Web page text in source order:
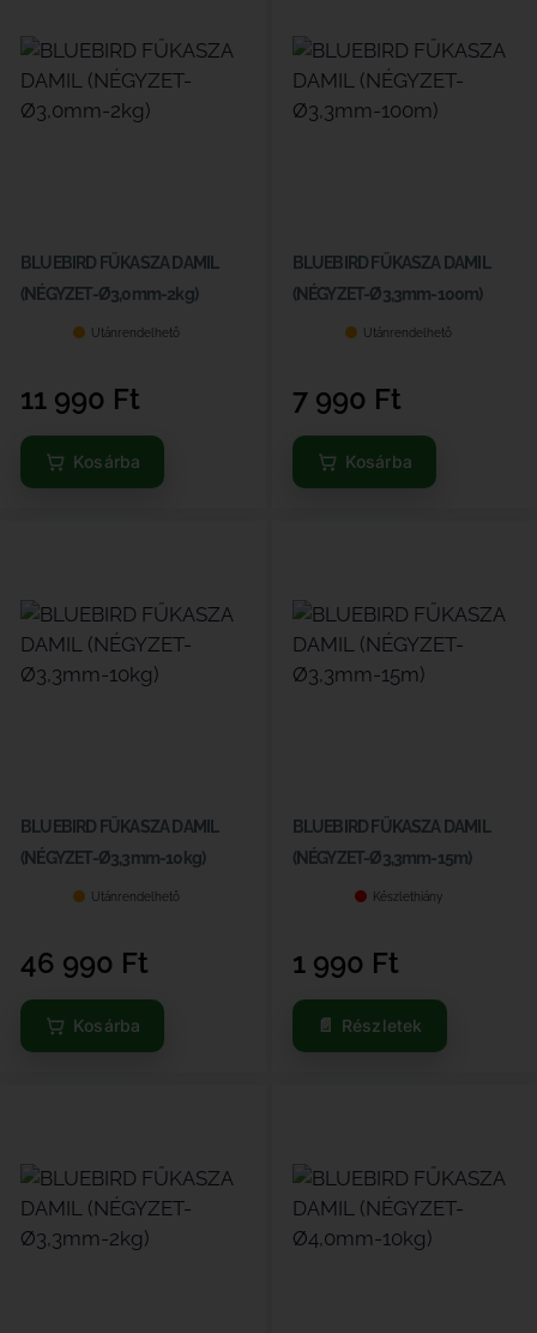
BLUEBIRD FŰKASZA DAMIL
(NÉGYZET-Ø3,0mm-2kg)
Utánrendelhető
11 990 Ft
Kosárba
BLUEBIRD FŰKASZA DAMIL
(NÉGYZET-Ø3,3mm-100m)
Utánrendelhető
7 990 Ft
Kosárba
BLUEBIRD FŰKASZA DAMIL
(NÉGYZET-Ø3,3mm-10kg)
Utánrendelhető
46 990 Ft
Kosárba
BLUEBIRD FŰKASZA DAMIL
(NÉGYZET-Ø3,3mm-15m)
Készlethiány
1 990 Ft
Részletek